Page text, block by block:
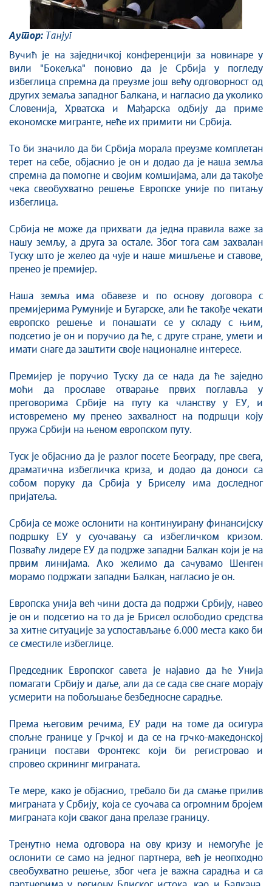
Аутор: Танјуг
Вучић је на заједничкој конференцији за новинаре у
вили "Бокељка" поновио да је Србија у погледу
избеглица спремна да преузме још већу одговорност од
других земаља западног Балкана, и нагласио да уколико
Словенија, Хрватска и Мађарска одбију да приме
економске мигранте, неће их примити ни Србија.
То би значило да би Србија морала преузме комплетан
терет на себе, објаснио је он и додао да је наша земља
спремна да помогне и својим комшијама, али да такође
чека свеобухватно решење Европске уније по питању
избеглица.
Србија не може да прихвати да једна правила важе за
нашу земљу, а друга за остале. Због тога сам захвалан
Туску што је желео да чује и наше мишљење и ставове,
пренео је премијер.
Наша земља има обавезе и по основу договора с
премијерима Румуније и Бугарске, али ће такође чекати
европско решење и понашати се у складу с њим,
подсетио је он и поручио да ће, с друге стране, умети и
имати снаге да заштити своје националне интересе.
Премијер је поручио Туску да се нада да ће заједно
моћи да прославе отварање првих поглавља у
преговорима Србије на путу ка чланству у ЕУ, и
истовремено му пренео захвалност на подршци коју
пружа Србији на њеном европском путу.
Туск је објаснио да је разлог посете Београду, пре свега,
драматична избегличка криза, и додао да доноси са
собом поруку да Србија у Бриселу има доследног
пријатеља.
Србија се може ослонити на континуирану финансијску
подршку ЕУ у суочавању са избегличком кризом.
Позваћу лидере ЕУ да подрже западни Балкан који је на
првим линијама. Ако желимо да сачувамо Шенген
морамо подржати западни Балкан, нагласио је он.
Европска унија већ чини доста да подржи Србију, навео
је он и подсетио на то да је Брисел ослободио средства
за хитне ситуације за успостављање 6.000 места како би
се сместиле избеглице.
Председник Европског савета је најавио да ће Унија
помагати Србију и даље, али да се сада све снаге морају
усмерити на побољшање безбедносне сарадње.
Према његовим речима, ЕУ ради на томе да осигура
спољне границе у Грчкој и да се на грчко-македонској
граници постави Фронтекс који би регистровао и
спровео скрининг миграната.
Те мере, како је објаснио, требало би да смање прилив
миграната у Србију, која се суочава са огромним бројем
миграната који сваког дана прелазе границу.
Тренутно нема одговора на ову кризу и немогуће је
ослонити се само на једног партнера, већ је неопходно
свеобухватно решење, због чега је важна сарадња и са